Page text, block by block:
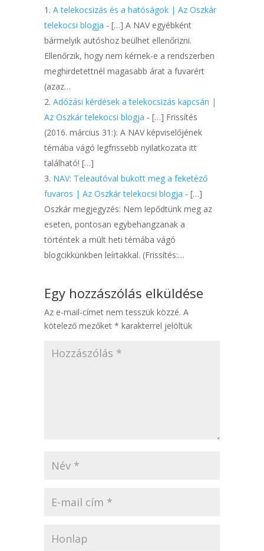
A telekocsizás és a hatóságok | Az Oszkár
telekocsi blogja - […] A NAV egyébként
bármelyik autóshoz beülhet ellenőrizni.
Ellenőrzik, hogy nem kérnek-e a rendszerben
meghirdetettnél magasabb árat a fuvarért
(azaz…
Adózási kérdések a telekocsizás kapcsán |
Az Oszkár telekocsi blogja - […] Frissítés
(2016. március 31:): A NAV képviselőjének
témába vágó legfrissebb nyilatkozata itt
található! […]
NAV: Teleautóval bukott meg a feketéző
fuvaros | Az Oszkár telekocsi blogja - […]
Oszkár megjegyzés: Nem lepődtünk meg az
eseten, pontosan egybehangzanak a
történtek a múlt heti témába vágó
blogcikkünkben leírtakkal. (Frissítés:…
Egy hozzászólás elküldése
Az e-mail-címet nem tesszük közzé. A
kötelező mezőket * karakterrel jelöltük